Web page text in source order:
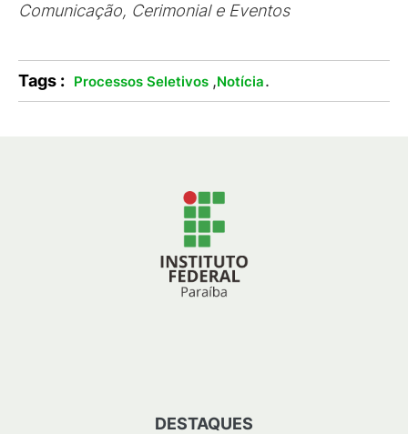
Comunicação, Cerimonial e Eventos
Tags : Processos Seletivos ,Notícia.
DESTAQUES